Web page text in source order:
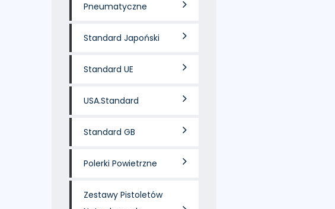
Pneumatyczne
Standard Japoński
Standard UE
USA.Standard
Standard GB
Polerki Powietrzne
Zestawy Pistoletów